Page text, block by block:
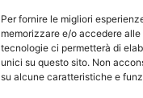
Per fornire le migliori
memorizzare e/o accedere
tecnologie ci permetterà di
unici su questo sito. Non
su alcune caratteristiche e